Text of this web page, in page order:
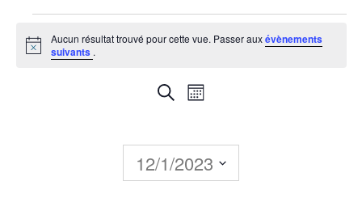
Notice
Aucun résultat trouvé pour cette vue. Passer auxévènements
suivants .
Recherche
navigation
RechercheNavigation
vues
Évènement
Mois
12/1/2023